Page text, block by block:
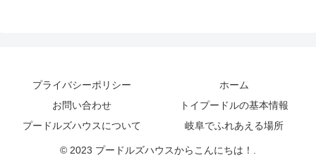
プライバシーポリシー
ホーム
お問い合わせ
トイプードルの基本情報
プードルズハウスについて
岐阜でふれあえる場所
© 2023 プードルズハウスからこんにちは！.